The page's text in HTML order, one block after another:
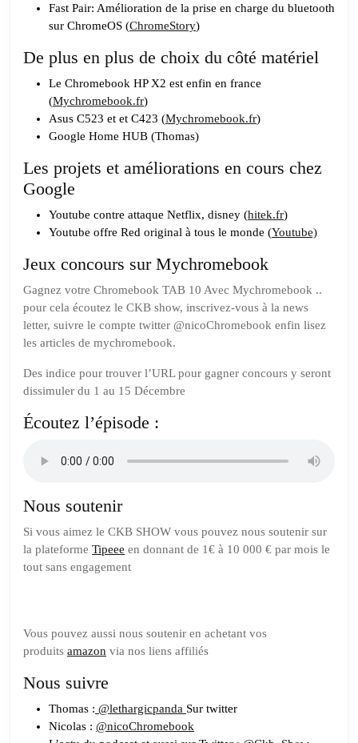
Fast Pair: Amélioration de la prise en charge du bluetooth
sur ChromeOS (ChromeStory)
De plus en plus de choix du côté matériel
Le Chromebook HP X2 est enfin en france
(Mychromebook.fr)
Asus C523 et et C423 (Mychromebook.fr)
Google Home HUB (Thomas)
Les projets et améliorations en cours chez
Google
Youtube contre attaque Netflix, disney (hitek.fr)
Youtube offre Red original à tous le monde (Youtube)
Jeux concours sur Mychromebook
Gagnez votre Chromebook TAB 10 Avec Mychromebook ..
pour cela écoutez le CKB show, inscrivez-vous à la news
letter, suivre le compte twitter @nicoChromebook enfin lisez
les articles de mychromebook.
Des indice pour trouver l’URL pour gagner concours y seront
dissimuler du 1 au 15 Décembre
Écoutez l’épisode :
Nous soutenir
Si vous aimez le CKB SHOW vous pouvez nous soutenir sur
la plateforme Tipeee en donnant de 1€ à 10 000 € par mois le
tout sans engagement
Vous pouvez aussi nous soutenir en achetant vos
produits amazon via nos liens affiliés
Nous suivre
Thomas : @lethargicpanda Sur twitter
Nicolas : @nicoChromebook